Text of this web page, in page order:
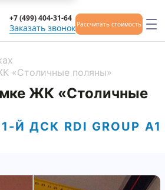
Заказать звонок
+7 (499) 404-31-64
Рассчитать стоимость
«Столичные поляны»
ЖК «Столичные
1-Й ДСК RDI GROUP